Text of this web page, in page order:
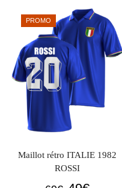
PROMO
Maillot rétro ITALIE 1982
ROSSI
Le
Le